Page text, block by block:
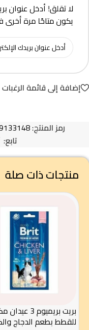
لا تقلق! أدخل عنوان
يكون متاحًا مرة أخرى
إضافة إلى قائمة الرغبات
رمز المنتج:
تابع:
منتجات ذات صلة
بريت بريميوم 3
للقطط بطعم الدجاج